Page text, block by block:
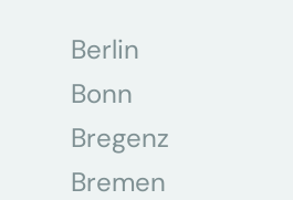
Berlin
Bonn
Bregenz
Bremen